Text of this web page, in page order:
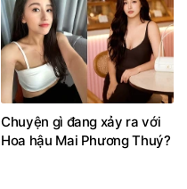
Chuyện gì đang xảy ra với
Hoa hậu Mai Phương Thuý?